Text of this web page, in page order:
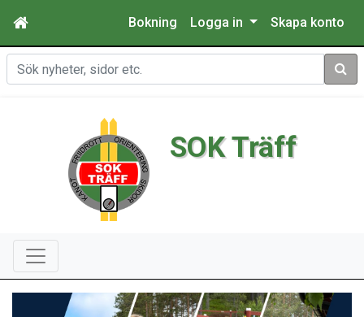
Bokning Logga in Skapa konto
Sök
SOK Träff